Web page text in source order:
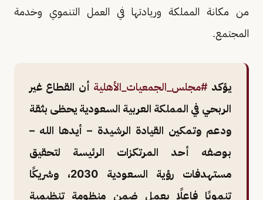
من مكانة المملكة وريادتها في العمل التنموي وخدمة
المجتمع.
يؤكد#مجلس_الجمعيات_الأهلية أن القطاع غير
الربحي في المملكة العربية السعودية يحظى بثقة
ودعم وتمكين القيادة الرشيدة – أيدها الله –
بوصفه أحد المرتكزات الرئيسة لتحقيق
مستهدفات رؤية السعودية 2030، وشريكًا
تنمويًا فاعلًا يعمل ضمن منظومة تنظيمية